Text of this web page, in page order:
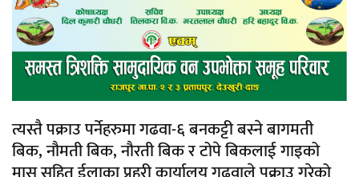
त्यस्तै पक्राउ पर्नेहरुमा गढवा-६ बनकट्टी बस्ने बागमती
बिक, नौमती बिक, नौरती बिक र टोपे बिकलाई गाइको